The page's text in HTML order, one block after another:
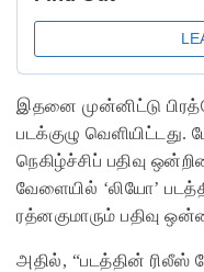
இதனை முன்னிட்டு
படக்குழு
நெகிழ்ச்சிப் பதிவு
வேளையில் ‘லியோ’
ரத்னகுமாரும் பதிவு
அதில், “படத்தின் ரிலீஸ்